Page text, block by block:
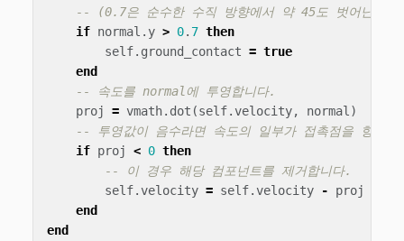
-- (0.7은 순수한 수직 방향에서 약 45도 벗어난 것
if normal . y > 0. 7 then
self. ground_contact = true
end
-- 속도를 normal에 투영합니다.
proj
= vmath. dot (self.velocity, normal )
-- 투영값이 음수라면 속도의 일부가 접촉점을 향하
if proj < 0 then
-- 이 경우 해당 컴포넌트를 제거합니다.
self.velocity = self.velocity - proj
end
end